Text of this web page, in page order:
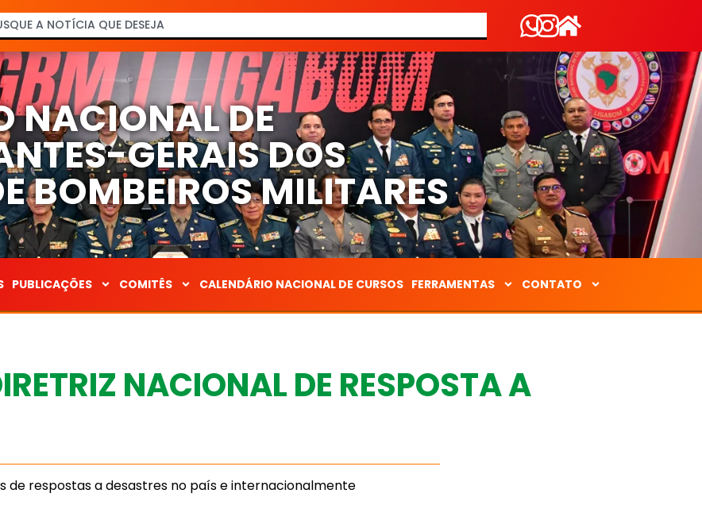
NACIONAL DE
GERAIS DOS
BOMBEIROS MILITARES
PUBLICAÇÕES COMITÊS CALENDÁRIO NACIONAL DE CURSOS FERRAMENTAS CONTATO
NACIONAL DE RESPOSTA A
de respostas a desastres no país e internacionalmente